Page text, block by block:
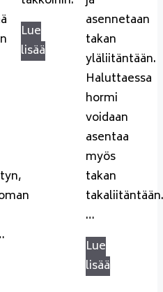
Lue
lisää
asennetaan
takan
yläliitäntään.
Haluttaessa
hormi
voidaan
asentaa
myös
takan
takaliitäntään.
…
Lue
lisää